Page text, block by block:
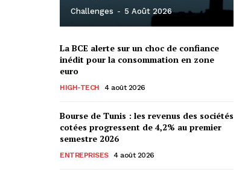
Challenges - 5 Août 2026
La BCE alerte sur un choc de confiance
inédit pour la consommation en zone
euro
HIGH-TECH 4 août 2026
Bourse de Tunis : les revenus des sociétés
cotées progressent de 4,2% au premier
semestre 2026
ENTREPRISES 4 août 2026